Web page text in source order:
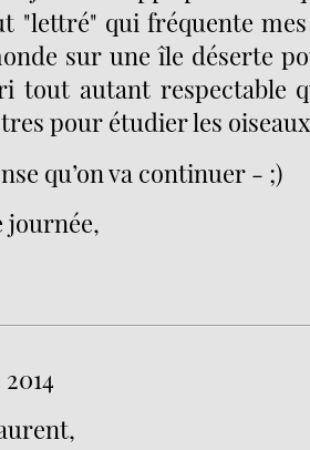
"lettré" qui fréquente
sur une île déserte
tout autant respectable
pour étudier les
qu’on va continuer - ;)
journée,